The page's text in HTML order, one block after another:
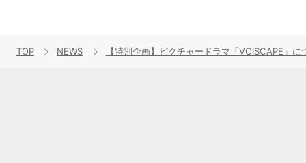
TOP NEWS 【特別企画】ピクチャードラマ「VOISCAPE」